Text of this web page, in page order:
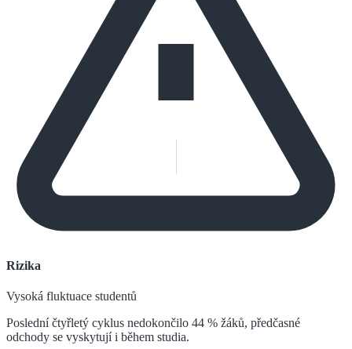
Rizika
Vysoká fluktuace studentů
Poslední čtyřletý cyklus nedokončilo 44 % žáků, předčasné
odchody se vyskytují i během studia.